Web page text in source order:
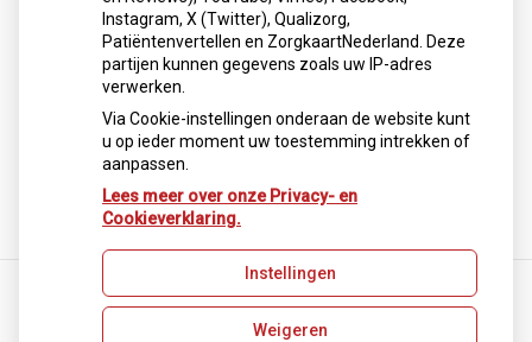
Op deze pagina vond u een selectie aan folders ontwikkeld
door de KNMP (Koningklijke Nederlandse Maatschappij ter
bevordering der Pharmacie), die informatie verschaffen
over bepaalde aandoeningen en gebruik van
geneesmiddelen.
Deze content is vervangen voordeze pagina. Hier kunt u
informatie zoeken en vinden over uw medische klachten
en informatie over (gebruik van) geneesmiddelen.
Instagram, X (Twitter), Qualizorg,
Patiëntenvertellen en ZorgkaartNederland. Deze
partijen kunnen gegevens zoals uw IP-adres
verwerken.
Via Cookie-instellingen onderaan de website kunt
u op ieder moment uw toestemming intrekken of
aanpassen.
Lees meer over onze Privacy- en
Cookieverklaring.
Instellingen
Weigeren